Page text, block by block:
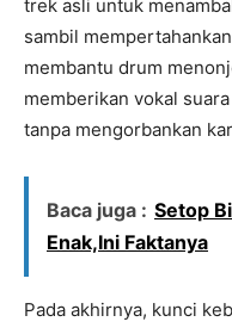
trek asli untuk
sambil
membantu drum
memberikan vokal
tanpa mengorbankan
Baca juga : Setop
Enak,Ini Faktanya
Pada akhirnya, kunci